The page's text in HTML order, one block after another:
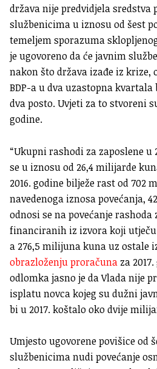
država nije predvidjela sredstva
službenicima u iznosu od šest
temeljem sporazuma
je ugovoreno da će javnim
nakon što država izađe iz krize,
BDP-a u dva uzastopna kvartala
dva posto. Uvjeti za to stvoreni
godine.
“Ukupni rashodi za zaposlene
se u iznosu od 26,4 milijarde
2016. godine bilježe rast od 702
navedenoga iznosa povećanja,
odnosi se na povećanje rashoda
financiranih iz izvora koji
a 276,5 milijuna kuna uz ostale
obrazloženju proračuna za
odlomka jasno je da Vlada nije
isplatu novca kojeg su dužni
bi u 2017. koštalo oko dvije
Umjesto ugovorene povišice od
službenicima nudi povećanje